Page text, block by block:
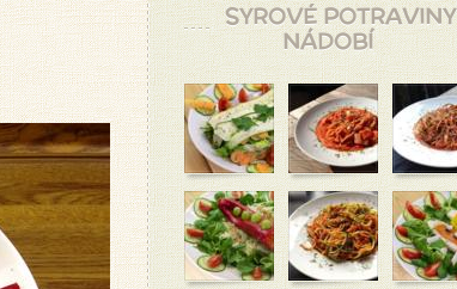
SYROVÉ POTRAVINY
NÁDOBÍ